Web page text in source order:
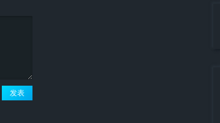
发表